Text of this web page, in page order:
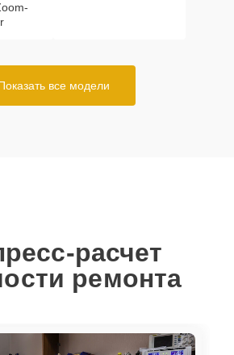
все модели
расчет
ремонта